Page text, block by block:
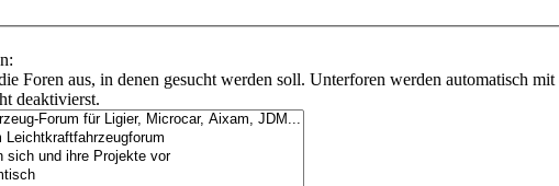
Foren aus, in denen gesucht werden soll. Unterforen werden automatisch
deaktivierst.